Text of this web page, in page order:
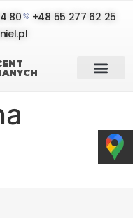
80
+48 55 277 62 25